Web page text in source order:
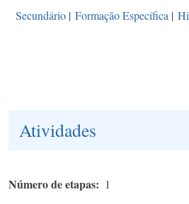
Secundário | Formação Específica |
Atividades
Número de etapas 1